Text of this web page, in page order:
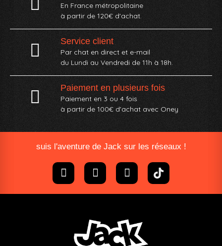
En France métropolitaine
à partir de 120€ d'achat.
Service client
Par chat en direct et e-mail
du Lundi au Vendredi de 11h à 18h.
Paiement en plusieurs fois
Paiement en 3 ou 4 fois
à partir de 100€ d'achat avec Oney​
suis l'aventure de Jack sur les réseaux !